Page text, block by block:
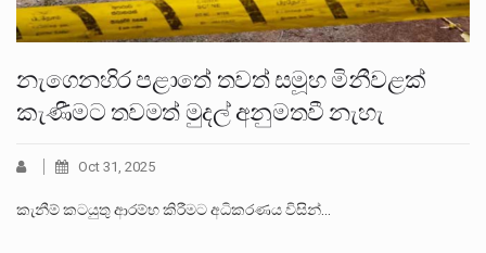
නැගෙනහිර පළාතේ තවත් සමූහ මිනීවළක්
කැණීමට තවමත් මුදල් අනුමතවී නැහැ
Oct 31, 2025
කැනීම් කටයුතු ආරම්භ කිරීමට අධිකරණය විසින්…